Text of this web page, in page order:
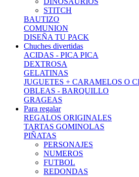
STITCH
BAUTIZO
COMUNION
DISEÑA TU PACK
Chuches divertidas
ACIDAS - PICA PICA
DEXTROSA
GELATINAS
JUGUETES + CARAMELOS O
OBLEAS - BARQUILLO
GRAGEAS
Para regalar
REGALOS ORIGINALES
TARTAS GOMINOLAS
PIÑATAS
PERSONAJES
NUMEROS
FUTBOL
REDONDAS